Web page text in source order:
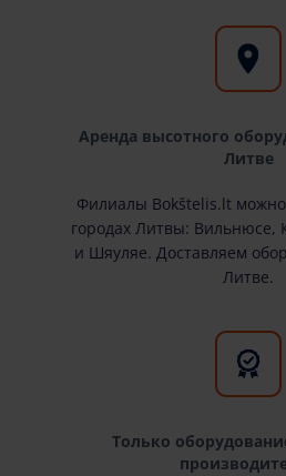
Аренда высотного
Литве
Филиалы Bokštelis.lt
городах Литвы: Вильнюсе,
и Шяуляе. Доставляем
Литве.
Только